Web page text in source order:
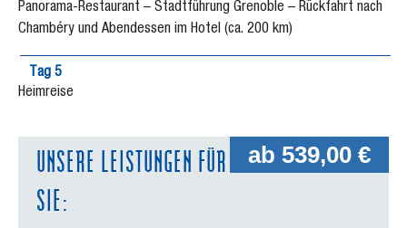
Panorama-Restaurant – Stadtführung Grenoble – Rückfahrt nach
Chambéry und Abendessen im Hotel (ca. 200 km)
Tag 5
Heimreise
ab 539,00 €
UNSERE LEISTUNGEN FÜR
SIE: